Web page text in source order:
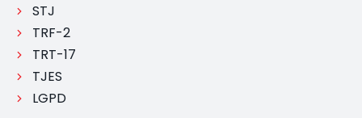
STJ
TRF-2
TRT-17
TJES
LGPD